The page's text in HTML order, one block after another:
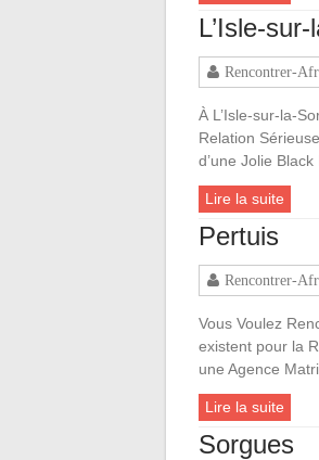
L’Isle-
Rencontrer-
À L’Isle-sur-la-
Relation
d’une Jolie
Lire la suite
Pertuis
Rencontrer-
Vous Voulez
existent pour la
une Agence
Lire la suite
Sorgues